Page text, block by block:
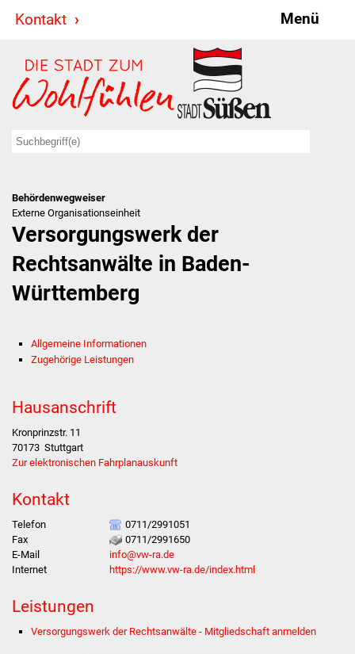
Kontakt Menü
Stadt & Politik
Bürgermeister
Ratsinformationssystem
Kontakt
Veröffentlichungen
Behördenwegweiser
Externe Organisationseinheit
Versorgungswerk der
Rechtsanwälte in Baden-
Württemberg
Allgemeine Informationen
Zugehörige Leistungen
Hausanschrift
Kronprinzstr. 11
70173 Stuttgart
Zur elektronischen Fahrplanauskunft
Kontakt
Telefon
0711/2991051
Fax
0711/2991650
E-Mail
info@vw-ra.de
Internet
https://www.vw-ra.de/index.html
Leistungen
Versorgungswerk der Rechtsanwälte - Mitgliedschaft anmelden